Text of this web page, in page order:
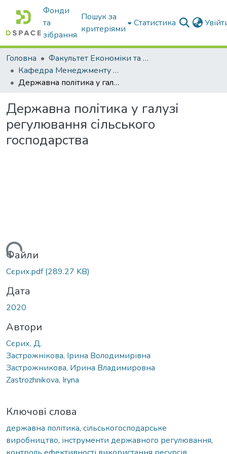
Фонди
та
зібрання
Пошук за
критеріями
Статистика
Головна
Факультет Економіки та бізнесу
Кафедра Менеджменту та публічного адміністрування
Державна політика у галузі регулювання сільського господарства
Державна політика у галузі
регулювання сільського
господарства
Вантажиться...
Файли
Сєрих.pdf(289.27 KB)
Дата
2020
Автори
Сєрих, Д.
Застрожнікова, Ірина Володимирівна
Застрожникова, Ирина Владимировна
Zastrozhnikova, Iryna
Ключові слова
державна політика, сільськогосподарське
виробництво, інструменти державного регулювання,